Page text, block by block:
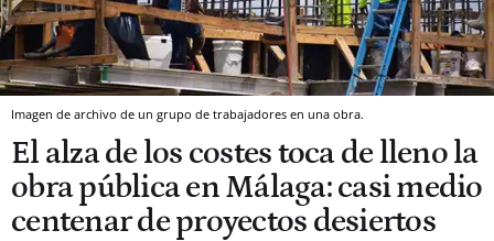
Imagen de archivo de un grupo de trabajadores en una obra.
El alza de los costes toca de lleno la
obra pública en Málaga: casi medio
centenar de proyectos desiertos